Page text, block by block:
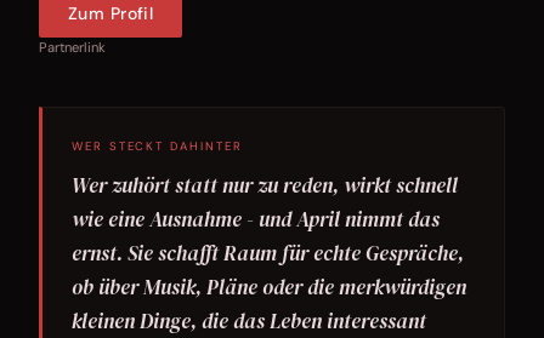
Zum Profil
Partnerlink
WER STECKT DAHINTER
Wer zuhört statt nur zu reden, wirkt schnell
wie eine Ausnahme - und April nimmt das
ernst. Sie schafft Raum für echte Gespräche,
ob über Musik, Pläne oder die merkwürdigen
kleinen Dinge, die das Leben interessant